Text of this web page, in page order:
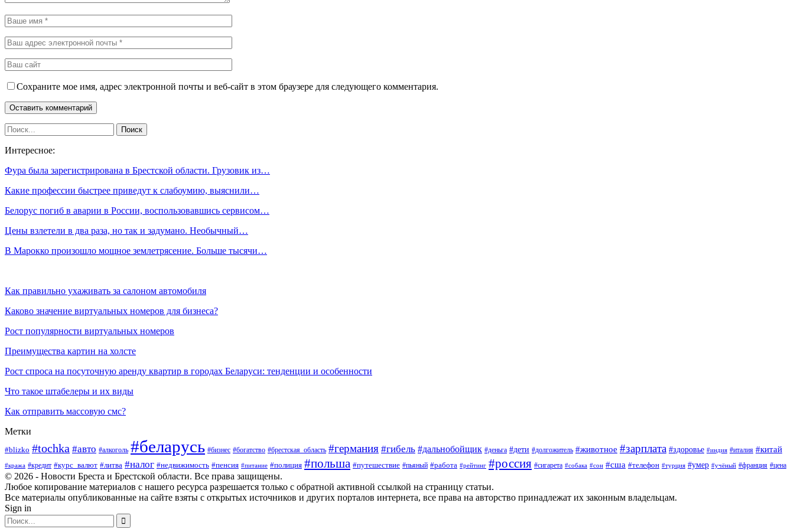
Сохраните мое имя, адрес электронной почты и веб-сайт в этом браузере для следующего комментария.
Интересное:
Фура была зарегистрирована в Брестской области. Грузовик из…
Какие профессии быстрее приведут к слабоумию, выяснили…
Белорус погиб в аварии в России, воспользовавшись сервисом…
Цены взлетели в два раза, но так и задумано. Необычный…
В Марокко произошло мощное землетрясение. Больше тысячи…
Как правильно ухаживать за салоном автомобиля
Каково значение виртуальных номеров для бизнеса?
Рост популярности виртуальных номеров
Преимущества картин на холсте
Рост спроса на посуточную аренду квартир в городах Беларуси: тенденции и особенности
Что такое штабелеры и их виды
Как отправить массовую смс?
Метки
#blizko #tochka #авто #алкоголь #беларусь #бизнес #богатство #брестская_область #германия #гибель #дальнобойщик #деньга #дети #долгожитель #животное #зарплата #здоровье #индия #италия #китай
#кража #кредит #курс_валют #литва #налог #недвижимость #пенсия #питание #полиция #польша #путешествие #пьяный #работа #рейтинг #россия #сигарета #собака #сон #сша #телефон #турция #умер #учёный #франция #цена
© 2026 - Новости Бреста и Брестской области. Все права защищены.
Любое копирование материалов с нашего ресурса разрешается только с обратной активной ссылкой на страницу статьи.
Все материалы опубликованные на сайте взяты с открытых источников и других порталов интернета, все права на авторство принадлежат их законным владельцам.
Sign in